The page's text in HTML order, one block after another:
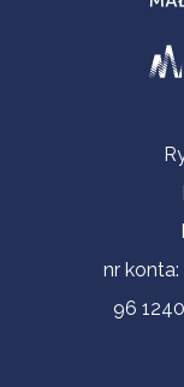
Informacje
nr
96